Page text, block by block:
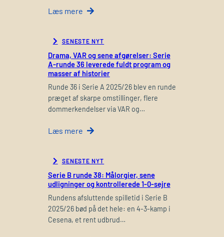
Læs mere
SENESTE NYT
Drama, VAR og sene afgørelser: Serie
A-runde 36 leverede fuldt program og
masser af historier
Runde 36 i Serie A 2025/26 blev en runde
præget af skarpe omstillinger, flere
dommerkendelser via VAR og…
Læs mere
SENESTE NYT
Serie B runde 38: Målorgier, sene
udligninger og kontrollerede 1-0-sejre
Rundens afsluttende spilletid i Serie B
2025/26 bød på det hele: en 4-3-kamp i
Cesena, et rent udbrud…